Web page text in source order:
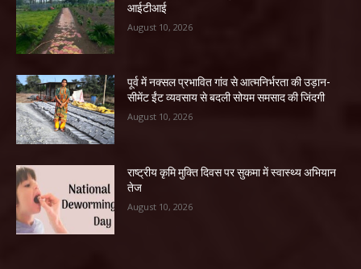
आईटीआई
August 10, 2026
पूर्व में नक्सल प्रभावित गांव से आत्मनिर्भरता की उड़ान-
सीमेंट ईंट व्यवसाय से बदली सोयम समसाद की जिंदगी
August 10, 2026
राष्ट्रीय कृमि मुक्ति दिवस पर सुकमा में स्वास्थ्य अभियान
तेज
August 10, 2026